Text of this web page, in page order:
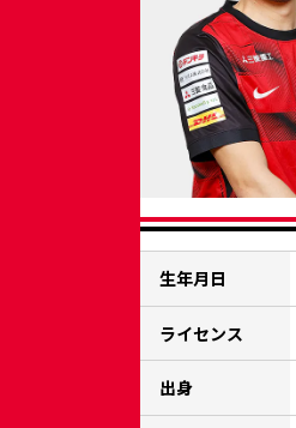
生年月日
ライセンス
出身